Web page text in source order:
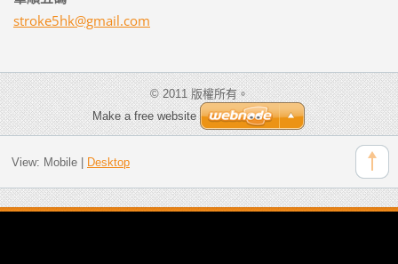
stroke5hk@gmail.com
© 2011 版權所有。
Make a free website
View: Mobile| Desktop